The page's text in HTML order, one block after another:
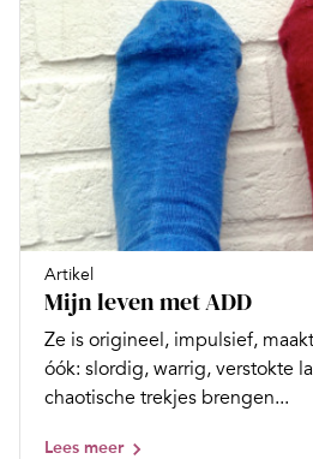
Artikel
Mijn leven met ADD
Ze is origineel, impulsief,
óók: slordig, warrig, verstokte
chaotische trekjes brengen...
Lees meer